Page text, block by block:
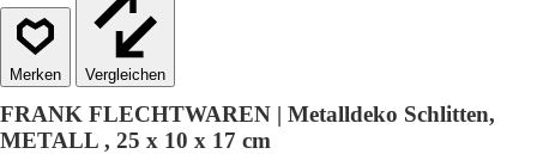
Vergleichen
FRANK FLECHTWAREN | Metalldeko Schlitten,
METALL , 25 x 10 x 17 cm